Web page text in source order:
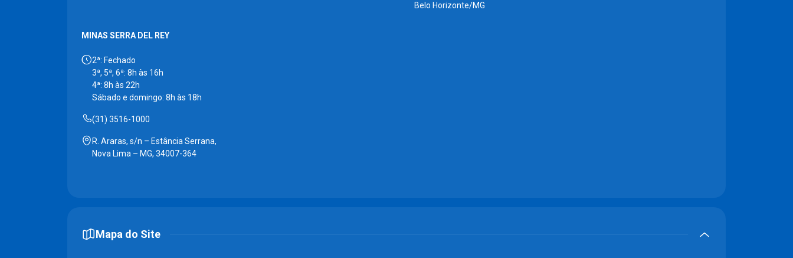
Belo Horizonte/MG
MINAS SERRA DEL REY
2ª: Fechado
3ª, 5ª, 6ª: 8h às 16h
4ª: 8h às 22h
Sábado e domingo: 8h às 18h
(31) 3516-1000
R. Araras, s/n – Estância Serrana,
Nova Lima – MG, 34007-364
Mapa do Site